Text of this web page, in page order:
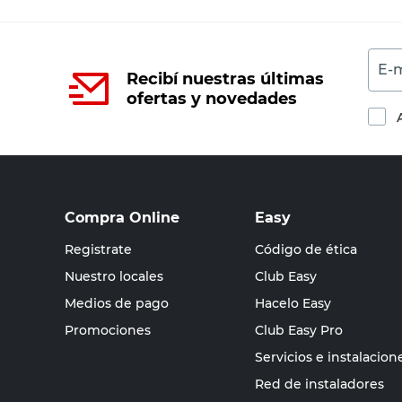
Recibí nuestras últimas
ofertas y novedades
E-
Compra Online
Registrate
Nuestro locales
Medios de pago
Promociones
Easy
Código de ética
Club Easy
Hacelo Easy
Club Easy Pro
Servicios e
Red de instaladores